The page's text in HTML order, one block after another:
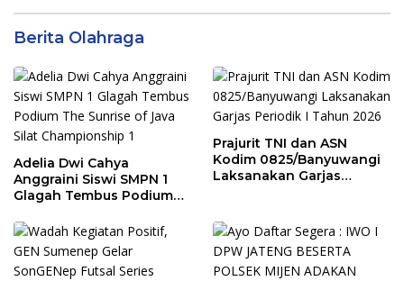
Berita Olahraga
Adelia Dwi Cahya
Anggraini Siswi SMPN 1
Glagah Tembus Podium
Championship 1
Prajurit TNI dan ASN
Kodim 0825/Banyuwangi
Laksanakan Garjas